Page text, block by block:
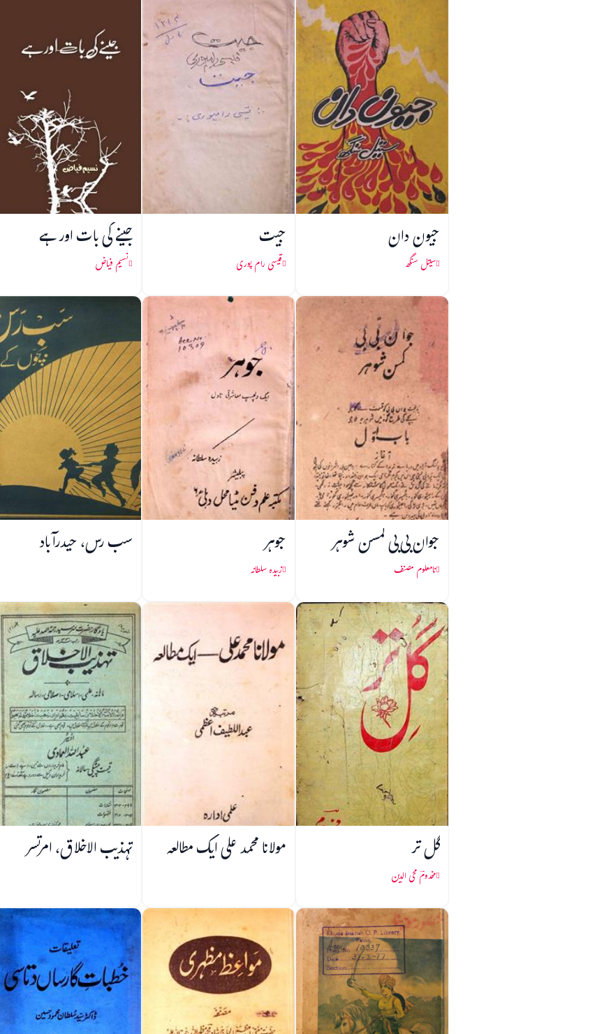
جیون دان
سیتل سنگھ
جیت
قیسی رام پوری
جینے کی بات اور ہے
نسیم فیاض
جوان بی بی کمسن شوہر
نامعلوم مصنف
جوہر
زبیدہ سلطانہ
سب رس، حیدرآباد
گل تر
مخدومؔ محی الدین
مولانا محمد علی ایک مطالعہ تہذیب الاخلاق، امرتسر